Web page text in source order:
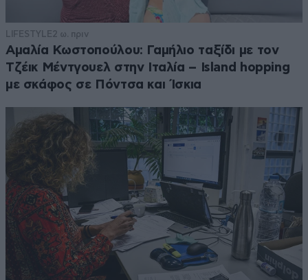
LIFESTYLE 2 ω. πριν
Αμαλία Κωστοπούλου: Γαμήλιο ταξίδι με τον
Τζέικ Μέντγουελ στην Ιταλία – Island hopping
με σκάφος σε Πόντσα και Ίσκια